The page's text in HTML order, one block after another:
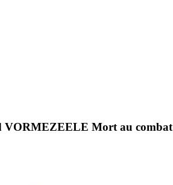
VORMEZEELE Mort au combat